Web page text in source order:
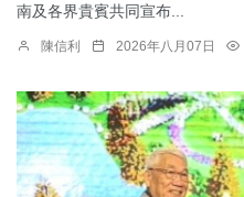
南及各界貴賓共同宣布...
陳信利 2026年八月07日